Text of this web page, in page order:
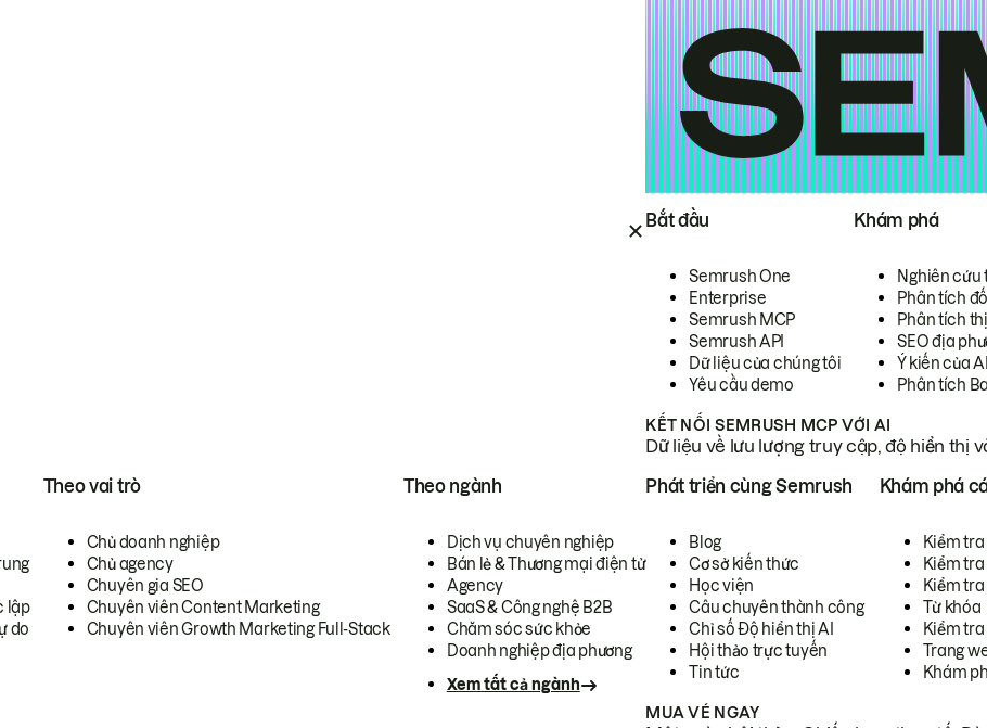
Bắt đầu
Semrush One
Enterprise
Semrush MCP
Semrush API
Dữ liệu của chúng tôi
Yêu cầu demo
Khám phá
Nghiên cứu
Phân tích
Phân tích
SEO địa
Ý kiến của
Phân tích
KẾT NỐI SEMRUSH MCP VỚI AI
Dữ liệu về lưu lượng truy cập, độ hiển thị
lập
do
Theo vai trò
Chủ doanh nghiệp
Chủ agency
Chuyên gia SEO
Chuyên viên Content Marketing
Chuyên viên Growth Marketing Full-Stack
Theo ngành
Dịch vụ chuyên nghiệp
Bán lẻ & Thương mại điện tử
Agency
SaaS & Công nghệ B2B
Chăm sóc sức khỏe
Doanh nghiệp địa phương
Xem tất cả ngành
Phát triển cùng Semrush
Blog
Cơ sở kiến thức
Học viện
Câu chuyên thành công
Chỉ số Độ hiển thị AI
Hội thảo trực tuyến
Tin tức
Khám phá
Kiểm
Kiểm tra
Kiểm
Từ khóa
Kiểm
Trang
Khám
MUA VÉ NGAY